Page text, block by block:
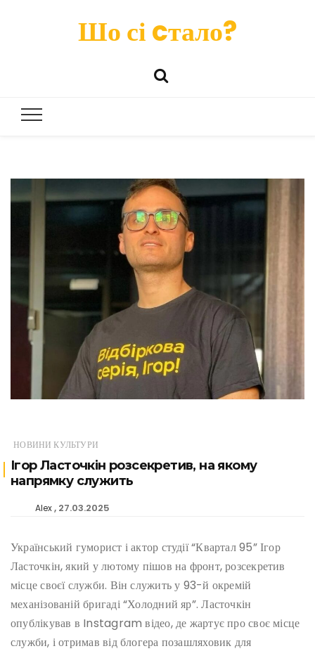
Шо сі cтало?
НОВИНИ КУЛЬТУРИ
Ігор Ласточкін розсекретив, на якому
напрямку служить
Alex 27.03.2025
Український гуморист і актор студії “Квартал 95” Ігор
Ласточкін, який у лютому пішов на фронт, розсекретив
місце своєї служби. Він служить у 93-й окремій
механізованій бригаді “Холодний яр”. Ласточкін
опублікував в Instagram відео, де жартує про своє місце
служби, і отримав від блогера позашляховик для